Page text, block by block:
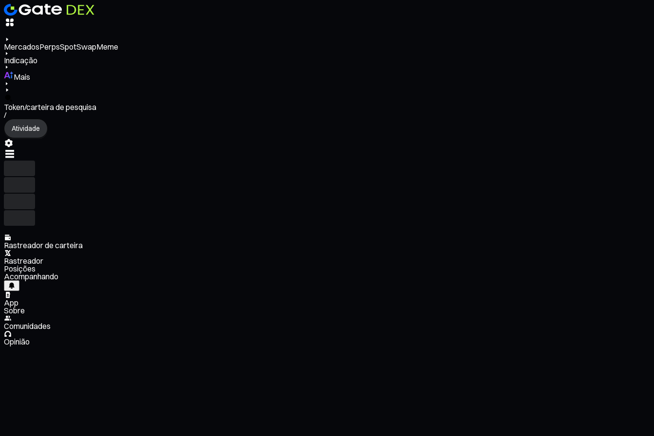
MercadosPerpsSpotSwapMeme
Indicação
Mais
Token/carteira de pesquisa
/
Atividade
Rastreador de carteira
Rastreador
Posições
Acompanhando
App
Sobre
Comunidades
Opinião